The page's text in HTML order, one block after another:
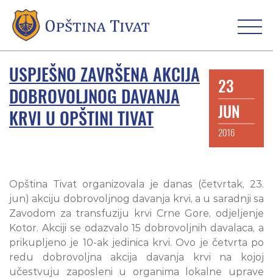
USPJEŠNO ZAVRŠENA AKCIJA
DOBROVOLJNOG DAVANJA
KRVI U OPŠTINI TIVAT
23
JUN
2016
Opština Tivat organizovala je danas (četvrtak, 23.
jun) akciju dobrovoljnog davanja krvi, a u saradnji sa
Zavodom za transfuziju krvi Crne Gore, odjeljenje
Kotor. Akciji se odazvalo 15 dobrovoljnih davalaca, a
prikupljeno je 10-ak jedinica krvi. Ovo je četvrta po
redu dobrovoljna akcija davanja krvi na kojoj
učestvuju zaposleni u organima lokalne uprave